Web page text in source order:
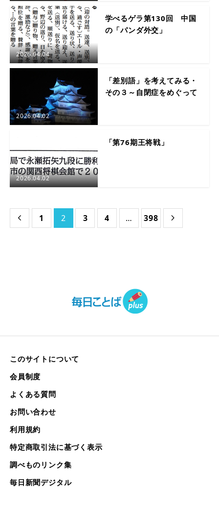
2026.04.04
学べるゲラ第130回 中国
の「パンダ外交」
2026.04.02
「差別語」を考えてみる・
その３～自閉症をめぐって
2026.04.02
「第76期王将戦」
 1 2 3 4 … 398 
このサイトについて
会員制度
よくある質問
お問い合わせ
利用規約
特定商取引法に基づく表示
調べものリンク集
毎日新聞デジタル